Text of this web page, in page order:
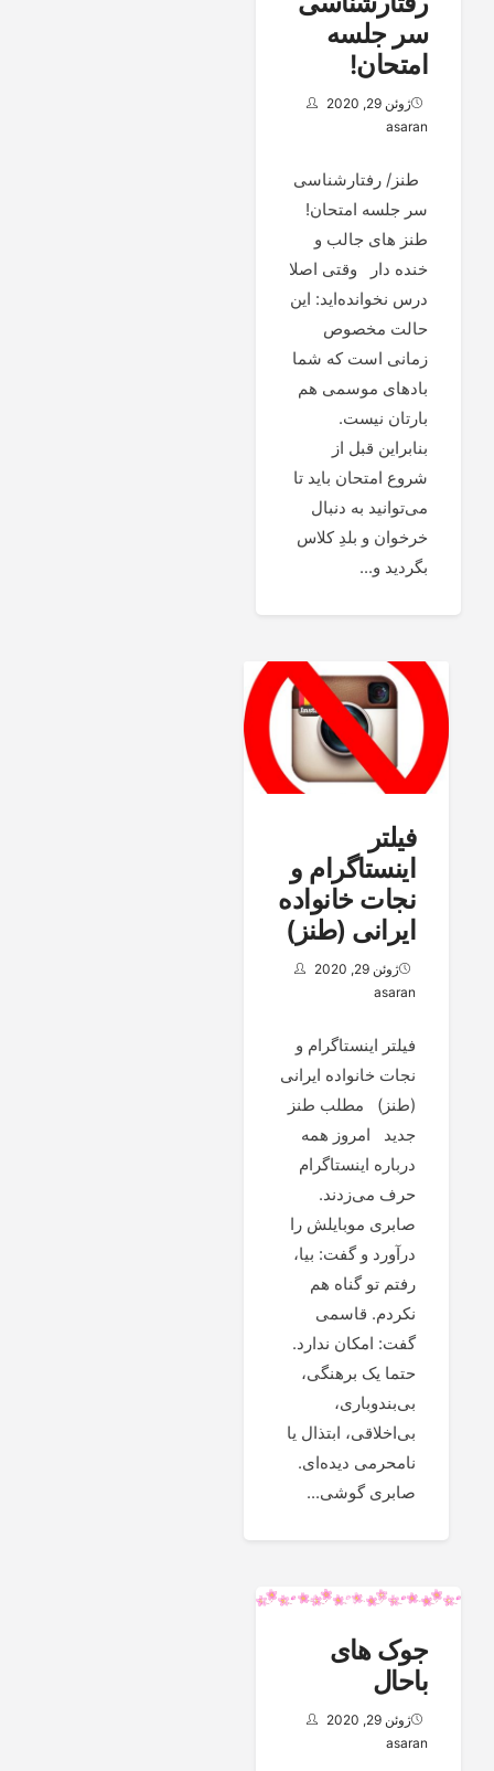
سر جلسه
امتحان!
ژوئن 29, 2020
asaran
طنز/ رفتارشناسی
سر جلسه امتحان!
طنز های جالب و
خنده دار وقتی اصلا
درس نخوانده‌اید: این
حالت مخصوص
زمانی است که شما
بادهای موسمی هم
بارتان نیست.
بنابراین قبل از
شروع امتحان باید تا
می‌توانید به دنبال
خرخوان و بلدِ کلاس
بگردید و...
فیلتر
اینستاگرام و
نجات خانواده
ایرانی (طنز)
ژوئن 29, 2020
asaran
فیلتر اینستاگرام و
نجات خانواده ایرانی
(طنز) مطلب طنز
جدید امروز همه
درباره اینستاگرام
حرف می‌زدند.
صابری موبایلش را
درآورد و گفت: بیا،
رفتم تو گناه هم
نکردم. قاسمی
گفت: امکان ندارد.
حتما یک برهنگی،
بی‌بندوباری،
بی‌اخلاقی، ابتذال یا
نامحرمی دیده‌ای.
صابری گوشی...
جوک های
باحال
ژوئن 29, 2020
asaran